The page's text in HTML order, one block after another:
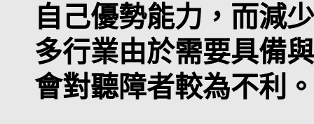
自己優勢能力，而減
多行業由於需要具備
會對聽障者較為不利。